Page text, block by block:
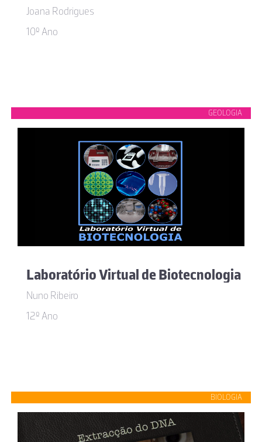
Joana Rodrigues
10º Ano
GEOLOGIA
Laboratório Virtual de Biotecnologia
Nuno Ribeiro
12º Ano
BIOLOGIA